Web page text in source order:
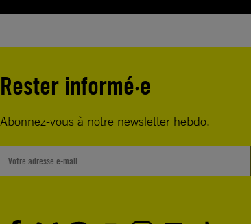
Rester informé·e
Abonnez-vous à notre newsletter hebdo.